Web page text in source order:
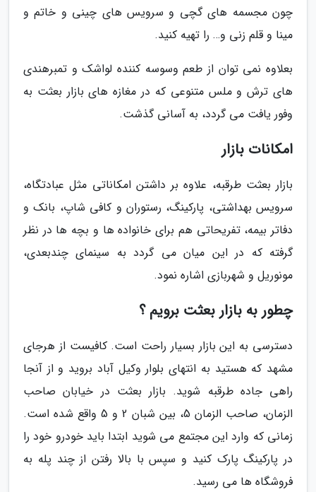
چون مجسمه های گچی و سرویس های چینی و خاتم و
مینا و قلم زنی و… را تهیه کنید.
بعلاوه نمی توان از طعم وسوسه کننده لواشک و تمبرهندی
های ترش و ملس متنوعی که در مغازه های بازار بعثت به
وفور یافت می گردد، به آسانی گذشت.
امکانات بازار
بازار بعثت طرقبه، علاوه بر داشتن امکاناتی مثل عبادتگاه،
سرویس بهداشتی، پارکینگ، رستوران و کافی شاپ، بانک و
دفاتر بیمه، تفریحاتی هم برای خانواده ها و بچه ها در نظر
گرفته که در این میان می گردد به سینمای چندبعدی،
مونوریل و شهربازی اشاره نمود.
چطور به بازار بعثت برویم ؟
دسترسی به این بازار بسیار راحت است. کافیست از هرجای
مشهد که هستید به انتهای بلوار وکیل آباد بروید و از آنجا
راهی جاده طرقبه شوید. بازار بعثت در خیابان صاحب
الزمان، صاحب الزمان 5، بین شبان 2 و 5 واقع شده است.
زمانی که وارد این مجتمع می شوید ابتدا باید خودرو خود را
در پارکینگ پارک کنید و سپس با بالا رفتن از چند پله به
فروشگاه ها می رسید.